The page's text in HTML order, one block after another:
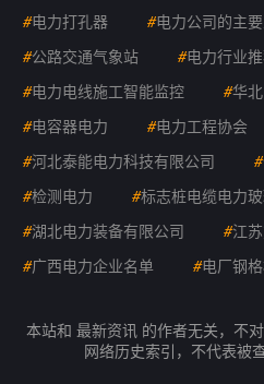
#电力打孔器 #电力公司的主
#公路交通气象站 #电力行业
#电力电线施工智能监控 #华
#电容器电力 #电力工程协会
#河北泰能电力科技有限公司 #
#检测电力 #标志桩电缆电力
#湖北电力装备有限公司 #江
#广西电力企业名单 #电厂钢
本站和 最新资讯 的作者无关，不
网络历史索引，不代表被